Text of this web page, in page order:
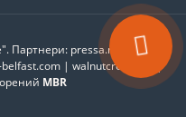
Партнери: pressa.rv.ua
|
| walnutcreek.city
|
MBR